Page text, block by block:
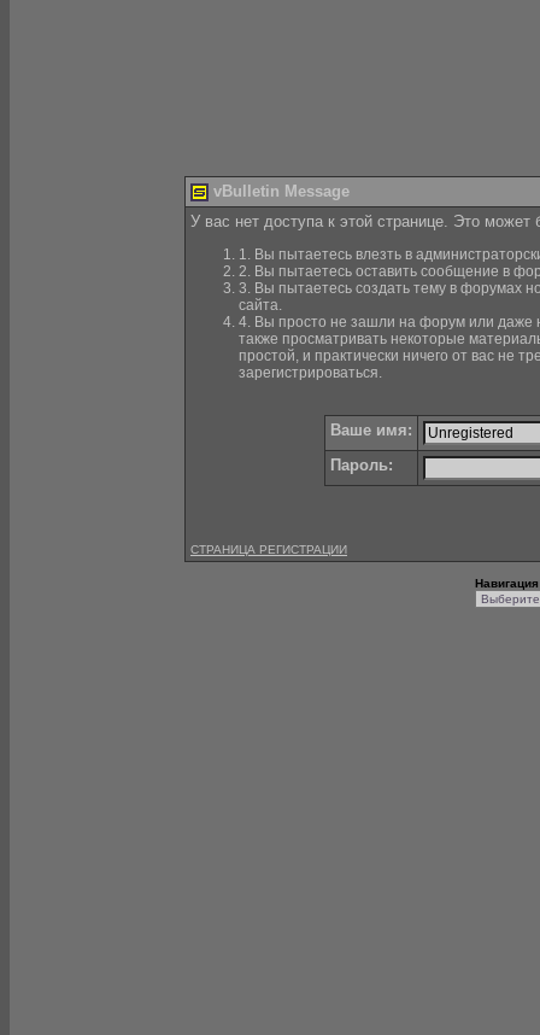
vBulletin Message
У вас нет доступа к этой странице. Это
1. Вы пытаетесь влезть в
2. Вы пытаетесь оставить сообщение в
3. Вы пытаетесь создать тему в форумах
сайта.
4. Вы просто не зашли на форум или даже
также просматривать некоторые
простой, и практически ничего от вас не
зарегистрироваться.
Ваше имя:
Пароль:
СТРАНИЦА РЕГИСТРАЦИИ